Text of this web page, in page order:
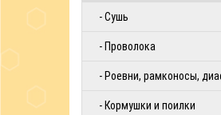
- Сушь
- Проволока
- Роевни, рамконосы,
- Кормушки и поилки